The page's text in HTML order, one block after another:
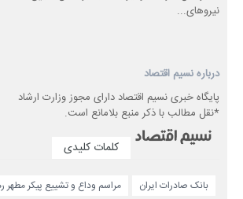
نیروهای...
درباره نسیم اقتصاد
پایگاه خبری نسیم اقتصاد دارای مجوز وزارت ارشاد
*نقل مطالب با ذکر منبع بلامانع است.
کلمات کلیدی
بانک صادرات ایران مراسم وداع و تشییع پیکر مطهر